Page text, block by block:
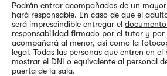
Podrán entrar acompañados de un mayor
hará responsable. En caso de que el
será imprescindible entregar el
responsabilidad firmado por el tutor y por
acompañará al menor, así como la
legal. Todas las personas que entren en el
mostrar el DNI o equivalente al personal
puerta de la sala.